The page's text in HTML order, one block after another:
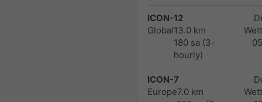
ICON-12
Global13.0 km
180 sa (3-
hourly)
ICON-7
Europe7.0 km